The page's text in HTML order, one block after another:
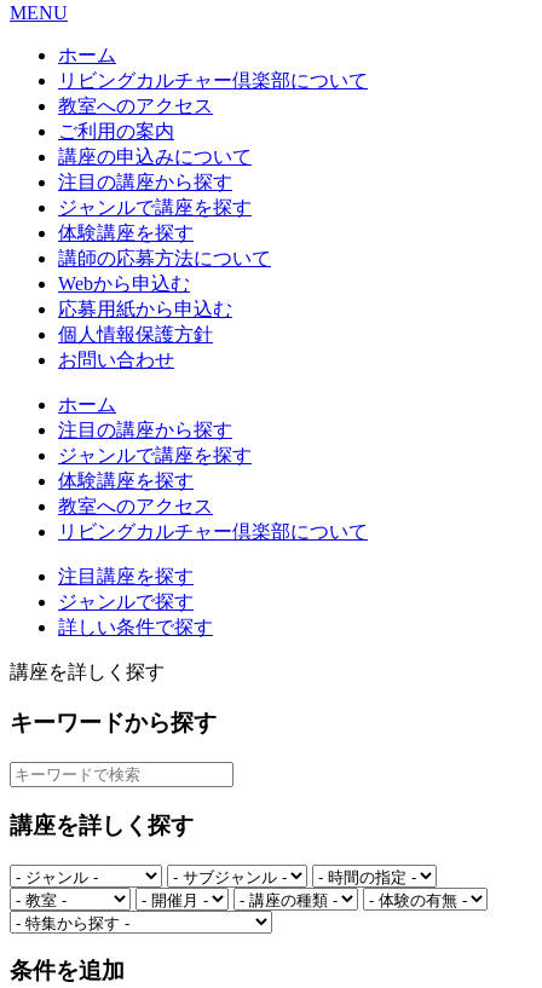
MENU
ホーム
リビングカルチャー倶楽部について
教室へのアクセス
ご利用の案内
講座の申込みについて
注目の講座から探す
ジャンルで講座を探す
体験講座を探す
講師の応募方法について
Webから申込む
応募用紙から申込む
個人情報保護方針
お問い合わせ
ホーム
注目の講座から探す
ジャンルで講座を探す
体験講座を探す
教室へのアクセス
リビングカルチャー倶楽部について
注目講座を探す
ジャンルで探す
詳しい条件で探す
講座を詳しく探す
キーワードから探す
講座を詳しく探す
条件を追加